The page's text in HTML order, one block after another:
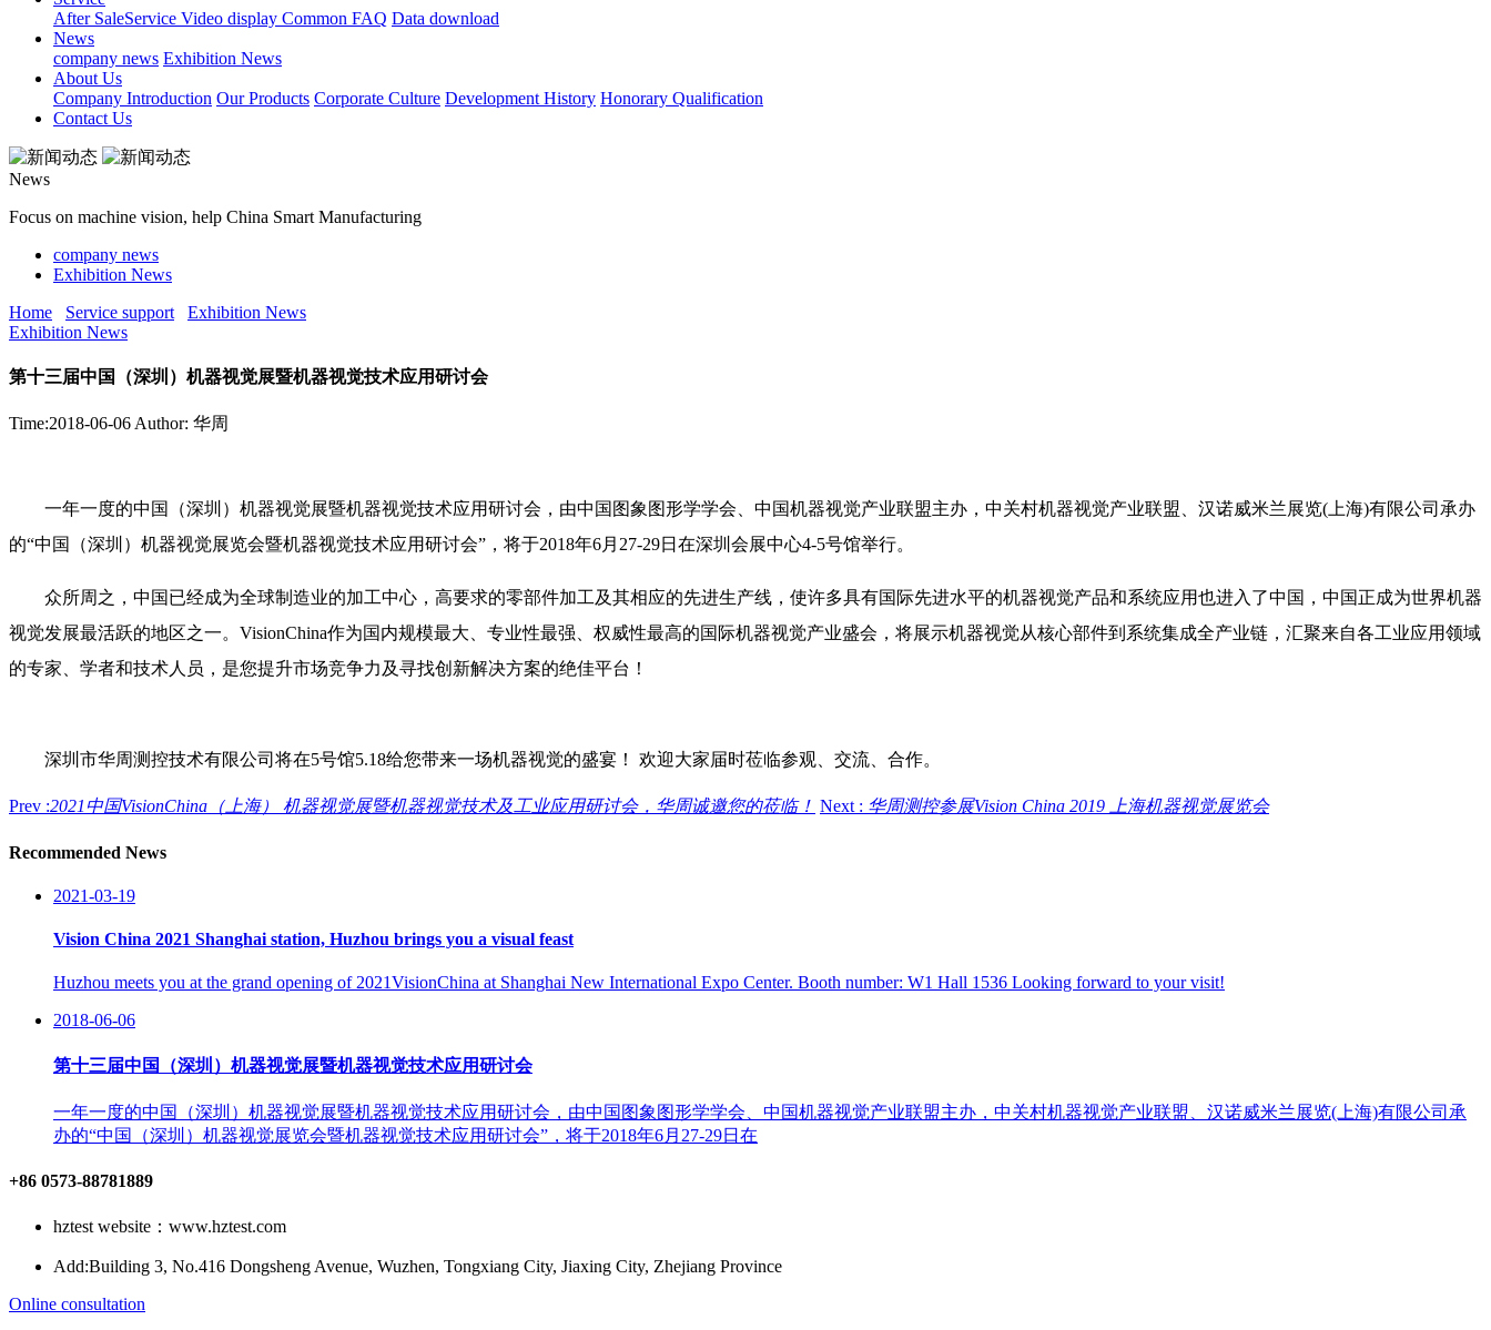
After SaleService Video display Common FAQ Data download
News
company news Exhibition News
About Us
Company Introduction Our Products Corporate Culture Development History Honorary Qualification
Contact Us
News
Focus on machine vision, help China Smart Manufacturing
company news
Exhibition News
Home
Service support
Exhibition News
Exhibition News
第十三届中国（深圳）机器视觉展暨机器视觉技术应用研讨会
Time:2018-06-06Author: 华周
一年一度的中国（深圳）机器视觉展暨机器视觉技术应用研讨会，由中国图象图形学学会、中国机器视觉产业联盟主办，中关村机器视觉产业联盟、汉诺威米兰展览(上海)有限公司承办
的“中国（深圳）机器视觉展览会暨机器视觉技术应用研讨会”，将于2018年6月27-29日在深圳会展中心4-5号馆举行。
众所周之，中国已经成为全球制造业的加工中心，高要求的零部件加工及其相应的先进生产线，使许多具有国际先进水平的机器视觉产品和系统应用也进入了中国，中国正成为世界机器
视觉发展最活跃的地区之一。VisionChina作为国内规模最大、专业性最强、权威性最高的国际机器视觉产业盛会，将展示机器视觉从核心部件到系统集成全产业链，汇聚来自各工业应用领域
的专家、学者和技术人员，是您提升市场竞争力及寻找创新解决方案的绝佳平台！
深圳市华周测控技术有限公司将在5号馆5.18给您带来一场机器视觉的盛宴！ 欢迎大家届时莅临参观、交流、合作。
Prev :2021中国VisionChina（上海） 机器视觉展暨机器视觉技术及工业应用研讨会，华周诚邀您的莅临！ Next : 华周测控参展Vision China 2019 上海机器视觉展览会
Recommended News
2021-03-19
Vision China 2021 Shanghai station, Huzhou brings you a visual feast
Huzhou meets you at the grand opening of 2021VisionChina at Shanghai New International Expo Center. Booth number: W1 Hall 1536 Looking forward to your visit!
2018-06-06
第十三届中国（深圳）机器视觉展暨机器视觉技术应用研讨会
一年一度的中国（深圳）机器视觉展暨机器视觉技术应用研讨会，由中国图象图形学学会、中国机器视觉产业联盟主办，中关村机器视觉产业联盟、汉诺威米兰展览(上海)有限公司承
办的“中国（深圳）机器视觉展览会暨机器视觉技术应用研讨会”，将于2018年6月27-29日在
+86 0573-88781889
hztest website：www.hztest.com
Add:Building 3, No.416 Dongsheng Avenue, Wuzhen, Tongxiang City, Jiaxing City, Zhejiang Province
Online consultation